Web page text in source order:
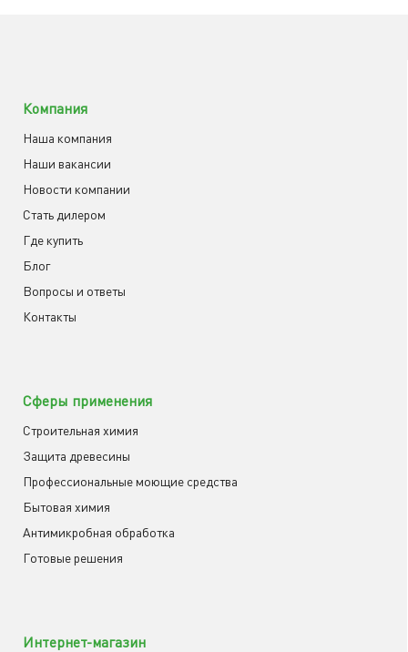
Компания
Наша компания
Наши вакансии
Новости компании
Cтать дилером
Где купить
Блог
Вопросы и ответы
Контакты
Сферы применения
Строительная химия
Защита древесины
Профессиональные моющие средства
Бытовая химия
Антимикробная обработка
Готовые решения
Интернет-магазин